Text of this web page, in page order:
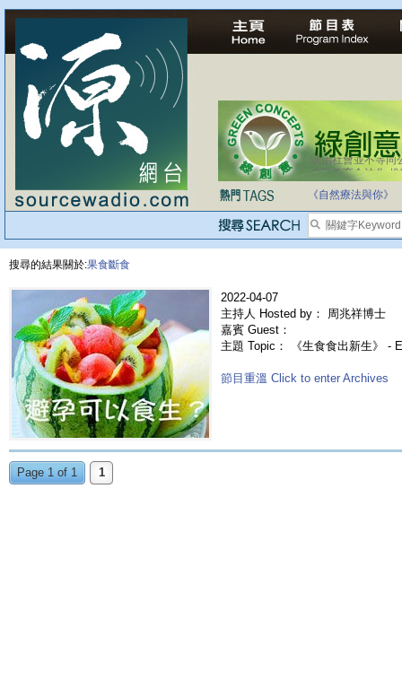
法治社會並不等同
自家教育合法化-
《自然療法與你》
搜尋的結果關於:果食斷食
2022-04-07
主持人 Hosted by： 周兆祥博士
嘉賓 Guest：
主題 Topic： 《生食食出新生》 -
節目重溫 Click to enter Archives
Page 1 of 1 1